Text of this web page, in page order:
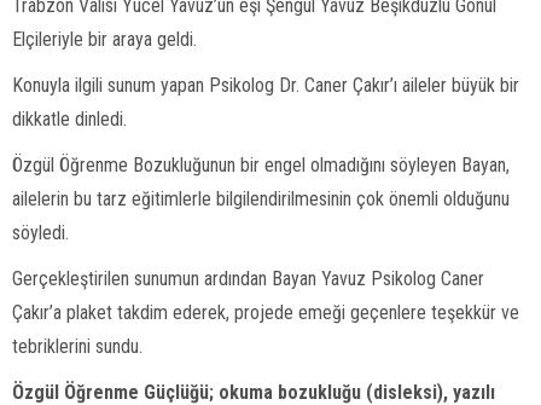
Trabzon Valisi Yücel Yavuz’un eşi Şengül Yavuz Beşikdüzlü Gönül
Elçileriyle bir araya geldi.
Konuyla ilgili sunum yapan Psikolog Dr. Caner Çakır’ı aileler büyük bir
dikkatle dinledi.
Özgül Öğrenme Bozukluğunun bir engel olmadığını söyleyen Bayan,
ailelerin bu tarz eğitimlerle bilgilendirilmesinin çok önemli olduğunu
söyledi.
Gerçekleştirilen sunumun ardından Bayan Yavuz Psikolog Caner
Çakır’a plaket takdim ederek, projede emeği geçenlere teşekkür ve
tebriklerini sundu.
Özgül Öğrenme Güçlüğü; okuma bozukluğu (disleksi), yazılı